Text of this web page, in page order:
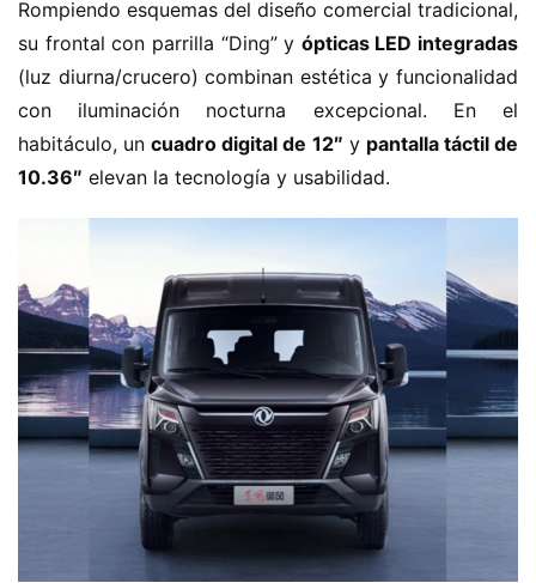
e
r
í
a
Rompiendo esquemas del diseño comercial tradicional,
su frontal con parrilla “Ding” y ​ ​ópticas LED integradas​
(luz diurna/crucero) combinan estética y funcionalidad
con iluminación nocturna excepcional. En el
habitáculo, un ​​cuadro digital de 12″​ ​ y ​ ​pantalla táctil de
10.36″​ ​ elevan la tecnología y usabilidad.